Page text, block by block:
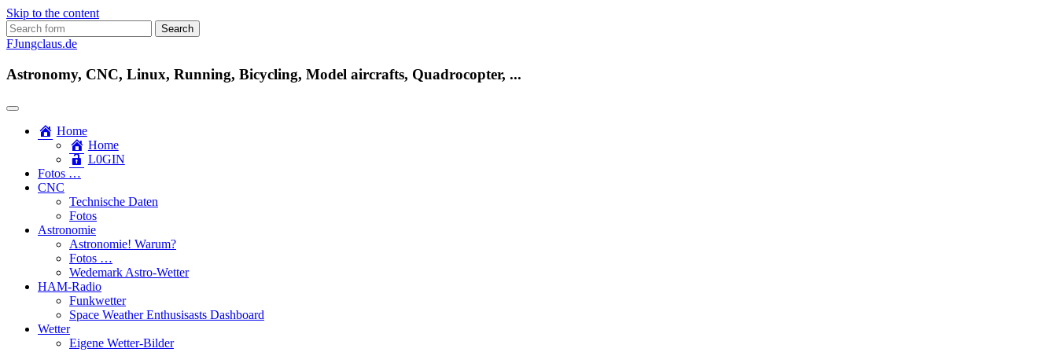
Skip to the content
Search
for:
FJungclaus.de
Astronomy, CNC, Linux, Running, Bicycling, Model aircrafts, Quadrocopter, ...
Home
Home
L​0​​GIN
Fotos …
CNC
Technische Daten
Fotos
Astronomie
Astronomie! Warum?
Fotos …
Wedemark Astro-Wetter
HAM-Radio
Funkwetter
Space Weather Enthusisasts Dashboard
Wetter
Eigene Wetter-Bilder